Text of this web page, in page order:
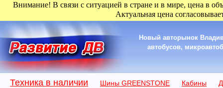
Внимание! В связи с ситуацией в стране и в мире, цена в
Актуальная цена
Новый авторынок
автобусов,
Техника в наличии Шины GREENSTONE Кабины